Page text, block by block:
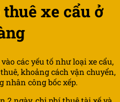
xe cẩu ở
các yếu tố như loại xe cẩu,
khoảng cách vận chuyển,
nhân công bốc xếp.